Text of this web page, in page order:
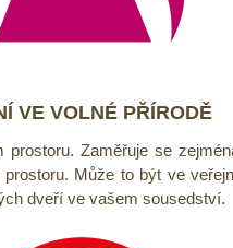
VE VOLNÉ PŘÍRODĚ
Zaměřuje se
Může to být ve
dveří ve vašem sousedství.